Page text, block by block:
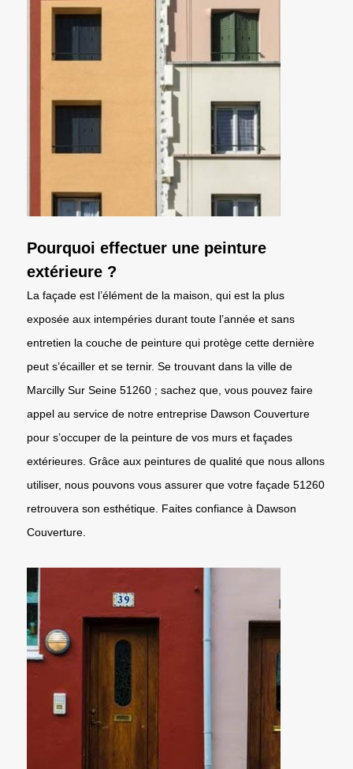
Pourquoi effectuer une peinture
extérieure ?
La façade est l’élément de la maison, qui est la plus
exposée aux intempéries durant toute l’année et sans
entretien la couche de peinture qui protège cette dernière
peut s’écailler et se ternir. Se trouvant dans la ville de
Marcilly Sur Seine 51260 ; sachez que, vous pouvez faire
appel au service de notre entreprise Dawson Couverture
pour s’occuper de la peinture de vos murs et façades
extérieures. Grâce aux peintures de qualité que nous allons
utiliser, nous pouvons vous assurer que votre façade 51260
retrouvera son esthétique. Faites confiance à Dawson
Couverture.